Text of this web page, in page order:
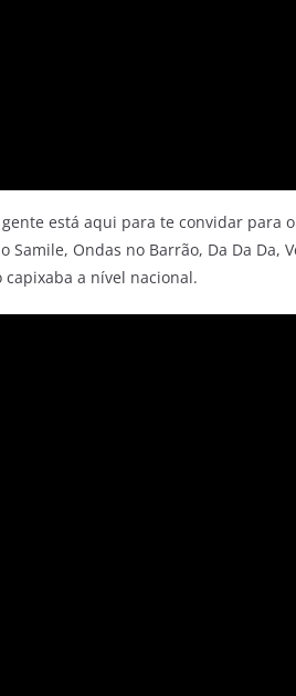
está aqui para te convidar para
Samile, Ondas no Barrão, Da Da Da,
capixaba a nível nacional.